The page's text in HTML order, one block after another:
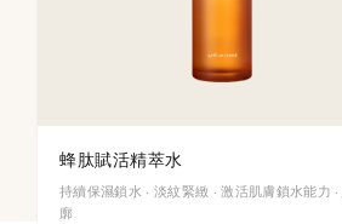
蜂肽賦活精萃水
持續保濕鎖水 · 淡紋緊緻 · 激活肌膚鎖水能力
廓